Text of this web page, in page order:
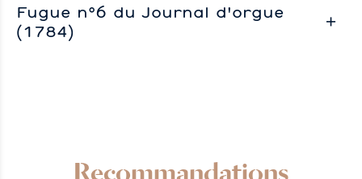
Fugue n°6 du Journal d'orgue
(1784)
Recommandations